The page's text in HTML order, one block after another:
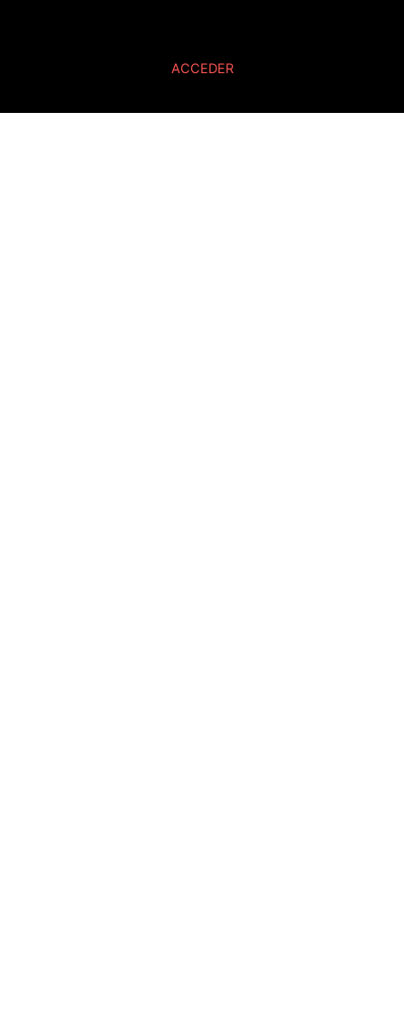
ACCEDER